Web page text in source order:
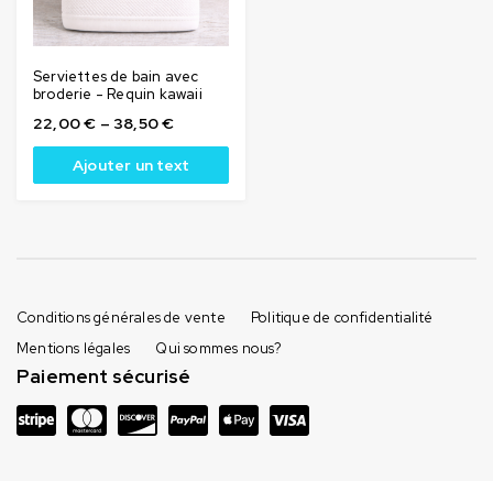
Serviettes de bain avec
broderie - Requin kawaii
22,00€ – 38,50€
Ajouter un text
Conditions générales de vente
Politique de confidentialité
Mentions légales
Qui sommes nous?
Paiement sécurisé